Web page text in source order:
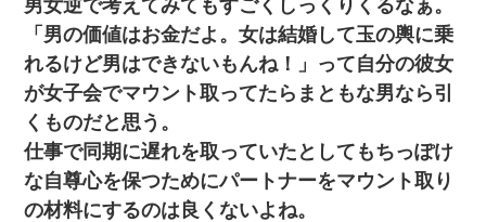
【考察】兄嫁急死の1年後、兄が引越すというので手伝いに行った
ら下着が入った引き出しの奥にとんでもないモノを見つけた
ミスした新人(
)に冗談で「行為させてくれたら許してあげる」
って言ったら・・・
ワイアラサー主婦、昨晩久しぶりに夫と致した結果ｗｗｗｗｗ
男女逆で考えてみてもすごくしっくりくるなぁ。
「男の価値はお金だよ。女は結婚して玉の輿に乗
れるけど男はできないもんね！」って自分の彼女
が女子会でマウント取ってたらまともな男なら引
くものだと思う。
仕事で同期に遅れを取っていたとしてもちっぽけ
な自尊心を保つためにパートナーをマウント取り
の材料にするのは良くないよね。